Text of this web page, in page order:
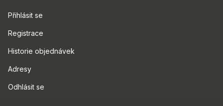
Přihlásit se
Registrace
Historie objednávek
Adresy
Odhlásit se